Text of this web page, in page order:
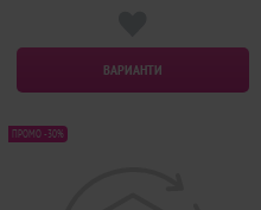
ВАРИАНТИ
ПРОМО -30%